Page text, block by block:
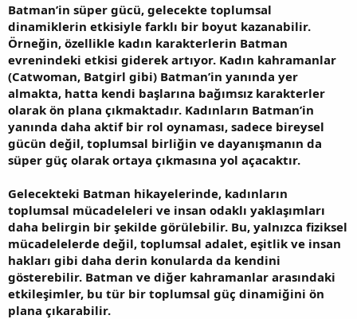
Batman’in süper gücü, gelecekte toplumsal
dinamiklerin etkisiyle farklı bir boyut kazanabilir.
Örneğin, özellikle kadın karakterlerin Batman
evrenindeki etkisi giderek artıyor. Kadın kahramanlar
(Catwoman, Batgirl gibi) Batman’in yanında yer
almakta, hatta kendi başlarına bağımsız karakterler
olarak ön plana çıkmaktadır. Kadınların Batman’in
yanında daha aktif bir rol oynaması, sadece bireysel
gücün değil, toplumsal birliğin ve dayanışmanın da
süper güç olarak ortaya çıkmasına yol açacaktır.
Gelecekteki Batman hikayelerinde, kadınların
toplumsal mücadeleleri ve insan odaklı yaklaşımları
daha belirgin bir şekilde görülebilir. Bu, yalnızca fiziksel
mücadelelerde değil, toplumsal adalet, eşitlik ve insan
hakları gibi daha derin konularda da kendini
gösterebilir. Batman ve diğer kahramanlar arasındaki
etkileşimler, bu tür bir toplumsal güç dinamiğini ön
plana çıkarabilir.